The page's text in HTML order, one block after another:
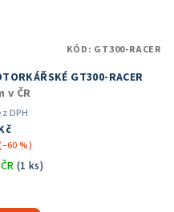
GT300-RACER
v ČR
DPH
%)
(1 ks)
KÓD: GT300-RACER